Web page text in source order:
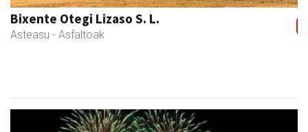
Skinter ontziratzeak
Asteasu - Ontziratzeak